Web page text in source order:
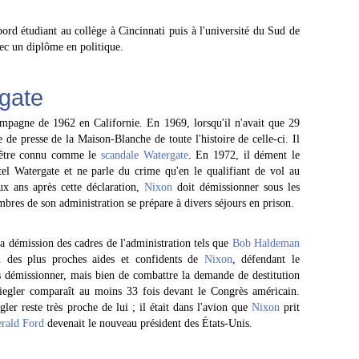
étudiant au collège à Cincinnati puis à l'université du Sud de
un diplôme en politique.
de 1962 en Californie. En 1969, lorsqu'il n'avait que 29
de presse de la Maison-Blanche de toute l'histoire de celle-ci. Il
connu comme lescandale Watergate. En 1972, il dément le
Watergate et ne parle du crime qu'en le qualifiant de vol au
ans après cette déclaration, Nixon doit démissionner sous les
de son administration se prépare à divers séjours en prison.
des cadres de l'administration tels que Bob Haldeman
plus proches aides et confidents de Nixon, défendant le
mais bien de combattre la demande de destitution
comparaît au moins 33 fois devant le Congrès américain.
reste très proche de lui ; il était dans l'avion que Nixonprit
Ford devenait le nouveau président des États-Unis.